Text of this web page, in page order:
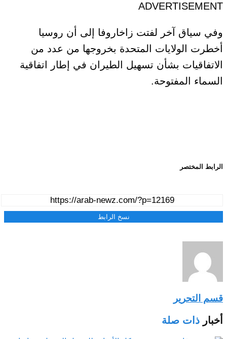
ADVERTISEMENT
وفي سياق آخر لفتت زاخاروفا إلى أن روسيا
أخطرت الولايات المتحدة بخروجها من عدد من
الاتفاقيات بشأن تسهيل الطيران في إطار اتفاقية
السماء المفتوحة.
الرابط المختصر
نسخ الرابط
قسم التحرير
أخبار ذات صلة